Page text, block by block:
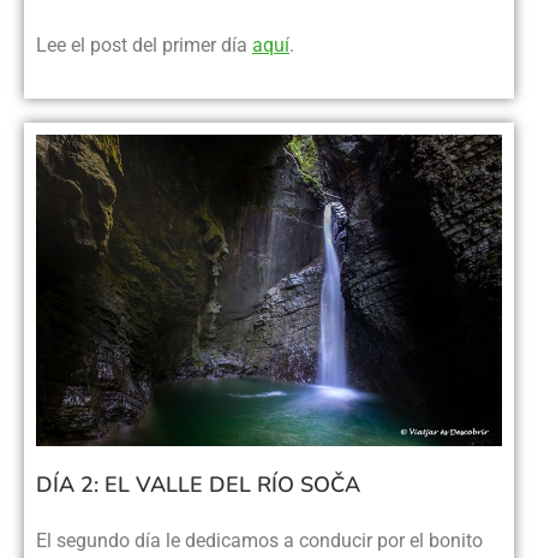
Lee el post del primer día aquí.
DÍA 2: EL VALLE DEL RÍO SOČA
El segundo día le dedicamos a conducir por el bonito